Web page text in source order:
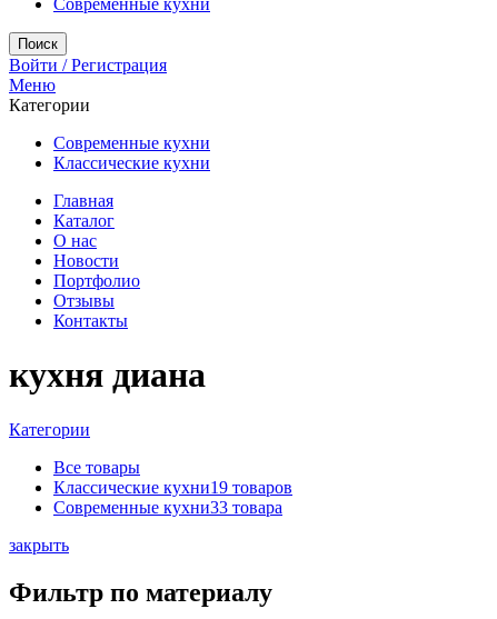
Современные кухни
Поиск
Войти / Регистрация
Меню
Категории
Современные кухни
Классические кухни
Главная
Каталог
О нас
Новости
Портфолио
Отзывы
Контакты
кухня диана
Категории
Все товары
Классические кухни19 товаров
Современные кухни33 товара
закрыть
Фильтр по материалу